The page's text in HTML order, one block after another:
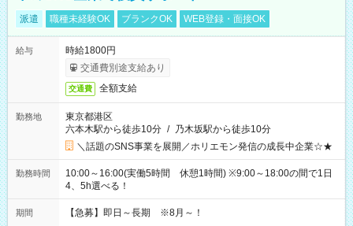
派遣 職種未経験OK ブランクOK WEB登録・面接OK
給与
時給1800円
交通費別途支給あり
交通費 全額支給
勤務地
東京都港区
六本木駅から徒歩10分 / 乃木坂駅から徒歩10分
＼話題のSNS事業を展開／ホリエモン発信の成長中企業☆★
勤務時間
10:00～16:00(実働5時間 休憩1時間) ※9:00～18:00の間で1日
4、5h選べる！
期間 【急募】即日～長期 ※8月～！